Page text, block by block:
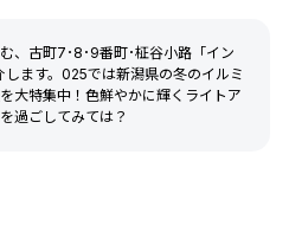
、古町7･8･9番町･柾谷小路「イン
ます。025では新潟県の冬のイルミ
大特集中！色鮮やかに輝くライトア
過ごしてみては？